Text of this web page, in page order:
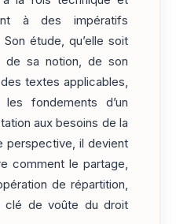
à des impératifs
étude, qu’elle soit
de sa notion, de son
textes applicables,
les fondements d’un
aux besoins de la
perspective, il devient
comment le partage,
de répartition,
clé de voûte du droit